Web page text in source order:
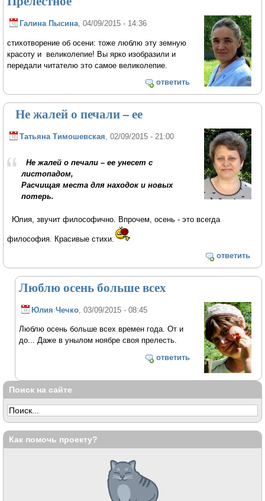
Галина Пысина , 04/09/2015 - 14:36
стихотворение об осени: тоже люблю эту земную
красоту и великолепие! Вы ярко изобразили и
передали читателю это самое великолепие.
ответить
Не жалей о печали – ее
Татьяна Тимошевская , 02/09/2015 - 21:00
Не жалей о печали – ее унесет с
листопадом,
Расчищая места для находок и новых
потерь.
Юлия, звучит философично. Впрочем, осень - это всегда
философия. Красивые стихи.
ответить
Люблю осень больше всех
Юлия Чечко , 03/09/2015 - 08:45
Люблю осень больше всех времен года. От и
до... Даже в унылом ноябре своя прелесть.
ответить
Поиск на сайте
Как помочь проекту?